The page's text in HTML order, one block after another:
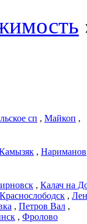
сп , Майкоп ,
, Нариманов
, Калач на
Краснослободск ,
, Петров Вал ,
, Фролово